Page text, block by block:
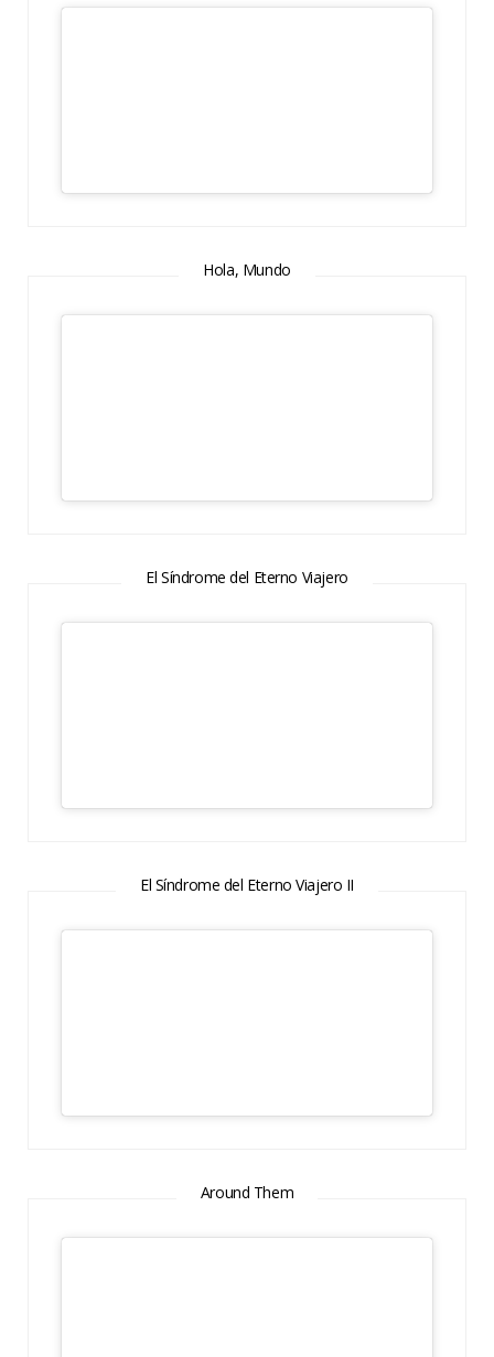
Hola, Mundo
El Síndrome del Eterno Viajero
El Síndrome del Eterno Viajero II
Around Them